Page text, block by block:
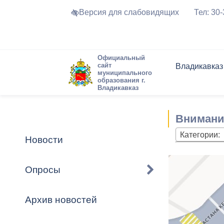
Версия для слабовидящих Тел:
Официальный
сайт
муниципального
образования г.
Владикавказ
Владикавказ
Устав
Города-
городского
Торги и
Формы
Обратная
Комиссии
График
Новостная
Актуально
Новости
Опросы
Архив новостей
Категории: